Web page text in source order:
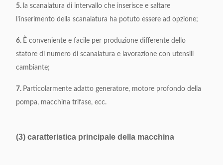
5. la scanalatura di intervallo che inserisce e saltare
l'inserimento della scanalatura ha potuto essere ad opzione;
6. È conveniente e facile per produzione differente dello
statore di numero di scanalatura e lavorazione con utensili
cambiante;
7. Particolarmente adatto generatore, motore profondo della
pompa, macchina trifase, ecc.
(3) caratteristica principale della macchina